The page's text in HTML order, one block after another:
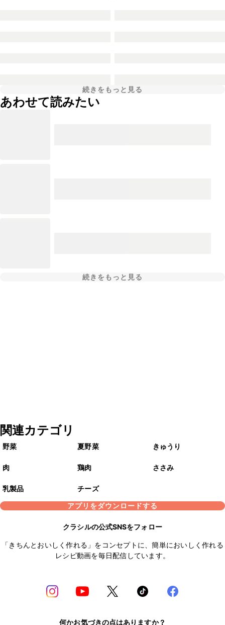
続きをもっと見る
あわせて読みたい
続きをもっと見る
関連カテゴリ
野菜 夏野菜 きゅうり
肉 鶏肉 ささみ
乳製品
チーズ
アプリをダウンロードする
クラシルの公式SNSをフォロー
「きちんとおいしく作れる」をコンセプトに、簡単においしく作れる
レシピ動画を毎日配信しています。
何かお気づきの点はありますか？